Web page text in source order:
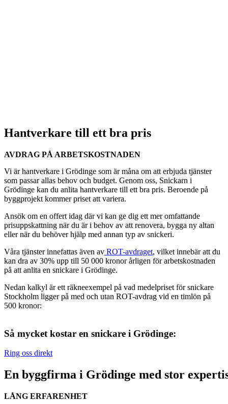
Hantverkare till ett bra pris
AVDRAG PÅ ARBETSKOSTNADEN
Vi är hantverkare i Grödinge som är måna om att erbjuda tjänster
som passar allas behov och budget. Genom oss, Snickarn i
Grödinge kan du anlita hantverkare till ett bra pris. Beroende på
byggprojekt kommer priset att variera.
Ansök om en offert idag där vi kan ge dig ett mer omfattande
prisuppskattning när du är i behov av att renovera, bygga ny altan
eller när du behöver hjälp med annan typ av snickeri.
Våra tjänster innefattas även av ROT-avdraget, vilket innebär att du
kan dra av 30% upp till 50 000 kronor årligen för arbetskostnaden
på att anlita en snickare i Grödinge.
Nedan kalkyl är ett räkneexempel på vad medelpriset för snickare
Stockholm ligger på med och utan ROT-avdrag vid en timlön på
500 kronor:
Så mycket kostar en snickare i Grödinge:
Ring oss direkt
En byggfirma i Grödinge med stor
LÅNG ERFARENHET